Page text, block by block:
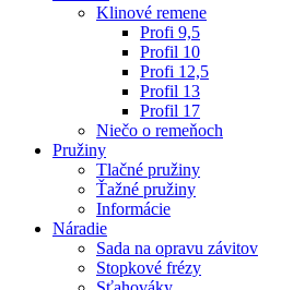
Klinové remene
Profi 9,5
Profil 10
Profi 12,5
Profil 13
Profil 17
Niečo o remeňoch
Pružiny
Tlačné pružiny
Ťažné pružiny
Informácie
Náradie
Sada na opravu závitov
Stopkové frézy